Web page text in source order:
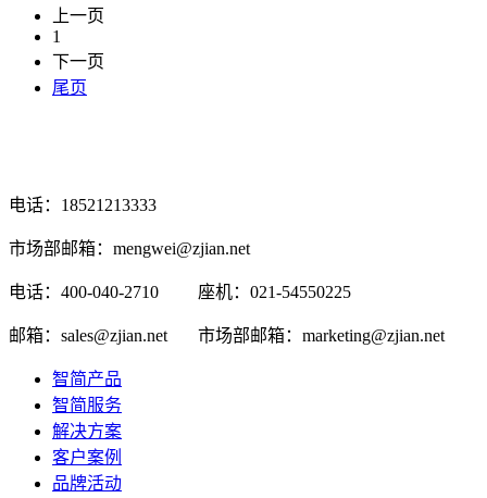
上一页
1
下一页
尾页
电话：18521213333
市场部邮箱：mengwei@zjian.net
电话：400-040-2710 座机：021-54550225
邮箱：sales@zjian.net 市场部邮箱：marketing@zjian.net
智简产品
智简服务
解决方案
客户案例
品牌活动